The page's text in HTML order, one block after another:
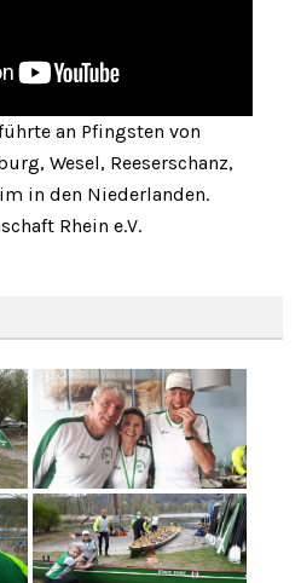
an Pfingsten von
Wesel, Reeserschanz,
in den Niederlanden.
Rhein e.V.